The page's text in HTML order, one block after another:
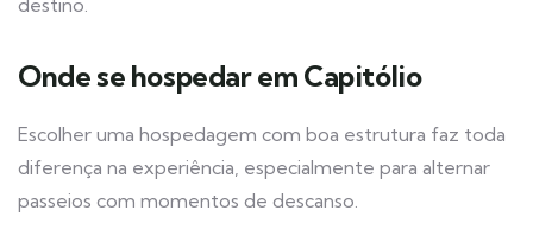
destino.
Onde se hospedar em Capitólio
Escolher uma hospedagem com boa estrutura faz toda
diferença na experiência, especialmente para alternar
passeios com momentos de descanso.